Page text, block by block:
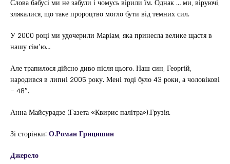
злякалися, що таке пророцтво могло бути від темних сил.
У 2000 році ми удочерили Маріам, яка принесла велике щастя в
нашу сім’ю…
Але трапилося дійсно диво після цього. Наш син, Георгій,
народився в липні 2005 року. Мені тоді було 43 роки, а чоловікові
– 48″.
Анна Майсурадзе (Газета «Квирис палітра»).Грузія.
Зі сторінки:О.Роман Грицишин
Джерело